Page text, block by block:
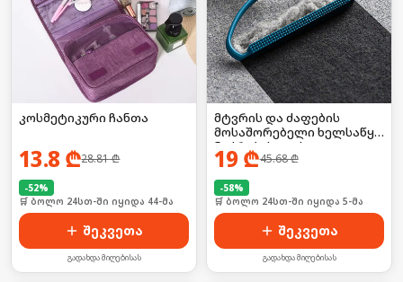
კოსმეტიკური ჩანთა
13.8 ₾28.81₾
-52%
🛒 ბოლო 24სთ-ში იყიდა 44-მა
შეკვეთა
გადახდა მიღებისას
მტვრის და ძაფების
მოსაშორებელი ხელსაწყო
ნაჭრებისთვის 2ც
19 ₾45.68₾
-58%
🛒 ბოლო 24სთ-ში იყიდა 5-მა
შეკვეთა
გადახდა მიღებისას